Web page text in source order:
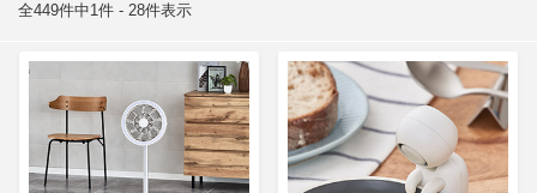
全449件中1件 - 28件表示